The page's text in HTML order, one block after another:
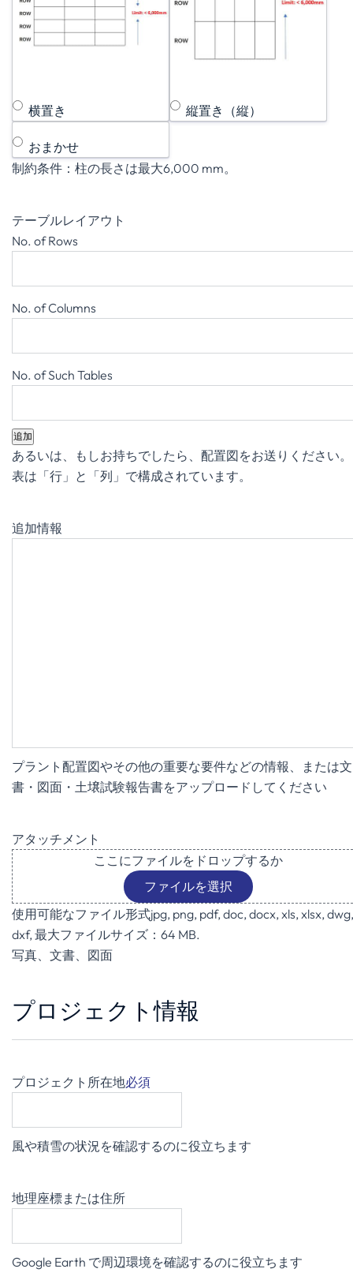
横置き
縦置き（縦）
おまかせ
制約条件：柱の長さは最大6,000 mm。
テーブルレイアウト
追加
あるいは、もしお持ちでしたら、配置図をお送りください。
表は「行」と「列」で構成されています。
追加情報
プラント配置図やその他の重要な要件などの情報、または文
書・図面・土壌試験報告書をアップロードしてください
アタッチメント
ここにファイルをドロップするか
ファイルを選択
使用可能なファイル形式jpg, png, pdf, doc, docx, xls, xlsx, dwg,
dxf, 最大ファイルサイズ：64 MB.
写真、文書、図面
プロジェクト情報
プロジェクト所在地必須
風や積雪の状況を確認するのに役立ちます
地理座標または住所
Google Earth で周辺環境を確認するのに役立ちます